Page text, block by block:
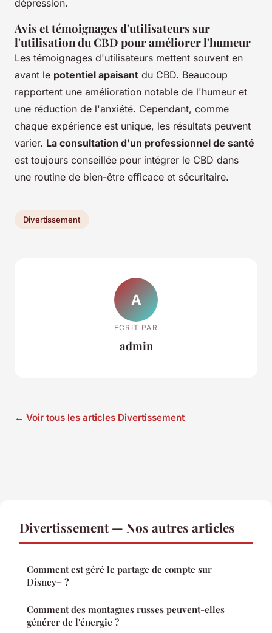
dépression.
Avis et témoignages d'utilisateurs sur
l'utilisation du CBD pour améliorer l'humeur
Les témoignages d'utilisateurs mettent souvent en
avant le potentiel apaisant du CBD. Beaucoup
rapportent une amélioration notable de l'humeur et
une réduction de l'anxiété. Cependant, comme
chaque expérience est unique, les résultats peuvent
varier. La consultation d'un professionnel de santé
est toujours conseillée pour intégrer le CBD dans
une routine de bien-être efficace et sécuritaire.
Divertissement
A
ECRIT PAR
admin
← Voir tous les articles Divertissement
Divertissement — Nos autres articles
Comment est géré le partage de compte sur
Disney+ ?
Comment des montagnes russes peuvent-elles
générer de l'énergie ?